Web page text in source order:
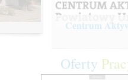
Centrum
Oferty